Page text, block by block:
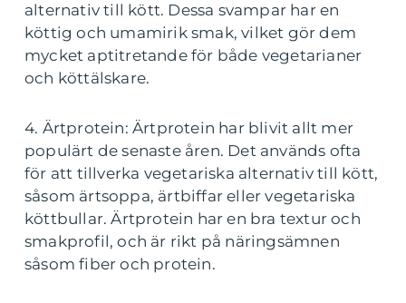
alternativ till kött. Dessa svampar har en
köttig och umamirik smak, vilket gör dem
mycket aptitretande för både vegetarianer
och köttälskare.
4. Ärtprotein: Ärtprotein har blivit allt mer
populärt de senaste åren. Det används ofta
för att tillverka vegetariska alternativ till kött,
såsom ärtsoppa, ärtbiffar eller vegetariska
köttbullar. Ärtprotein har en bra textur och
smakprofil, och är rikt på näringsämnen
såsom fiber och protein.